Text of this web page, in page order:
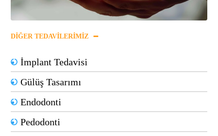
DIĞER TEDAVILERIMIZ
İmplant Tedavisi
Gülüş Tasarımı
Endodonti
Pedodonti